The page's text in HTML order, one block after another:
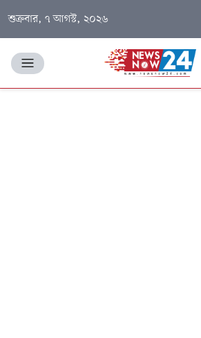
শুক্রবার, ৭ আগস্ট, ২০২৬